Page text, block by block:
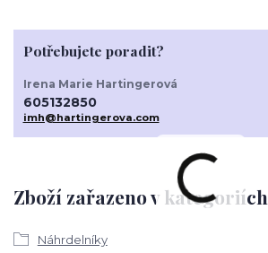
Zboží zařazeno v kategoriích
Náhrdelníky
Potřebujete poradit?
Irena Marie Hartingerová
605132850
imh@hartingerova.com